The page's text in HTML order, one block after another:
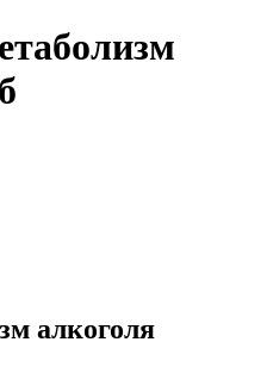
алкоголя